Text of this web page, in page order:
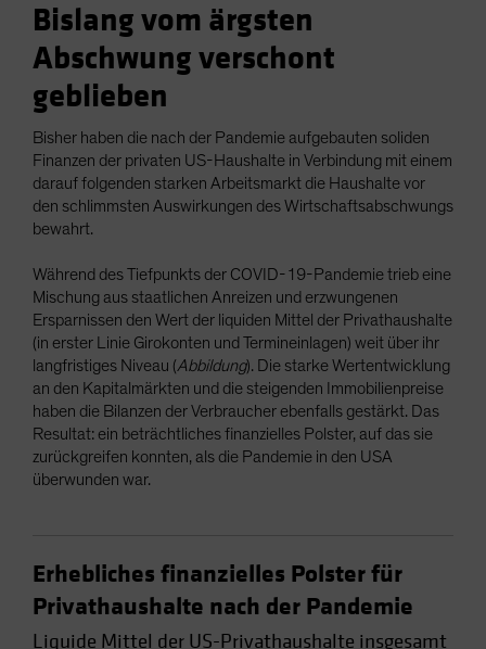
Bislang vom ärgsten
Abschwung verschont
geblieben
Bisher haben die nach der Pandemie aufgebauten soliden
Finanzen der privaten US-Haushalte in Verbindung mit einem
darauf folgenden starken Arbeitsmarkt die Haushalte vor
den schlimmsten Auswirkungen des Wirtschaftsabschwungs
bewahrt.
Während des Tiefpunkts der COVID-19-Pandemie trieb eine
Mischung aus staatlichen Anreizen und erzwungenen
Ersparnissen den Wert der liquiden Mittel der Privathaushalte
(in erster Linie Girokonten und Termineinlagen) weit über ihr
langfristiges Niveau (Abbildung). Die starke Wertentwicklung
an den Kapitalmärkten und die steigenden Immobilienpreise
haben die Bilanzen der Verbraucher ebenfalls gestärkt. Das
Resultat: ein beträchtliches finanzielles Polster, auf das sie
zurückgreifen konnten, als die Pandemie in den USA
überwunden war.
Erhebliches finanzielles Polster für
Privathaushalte nach der Pandemie
Liquide Mittel der US-Privathaushalte insgesamt